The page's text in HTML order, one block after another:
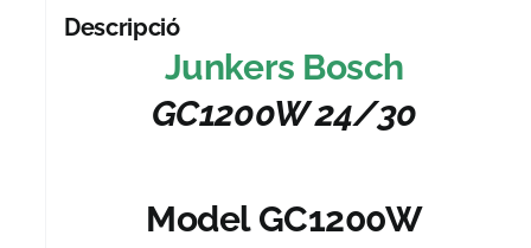
Descripció
Junkers Bosch
GC1200W 24/30
Model GC1200W